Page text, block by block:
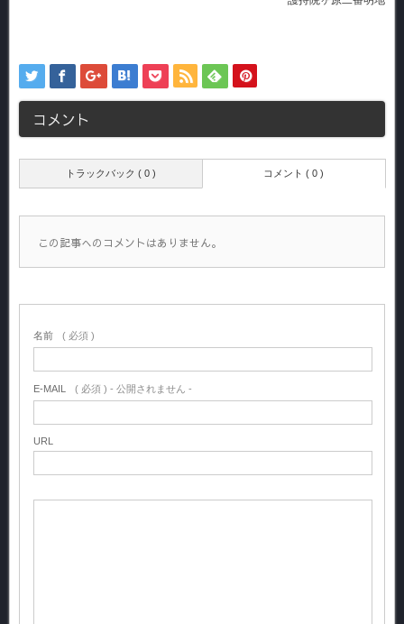
コメント
トラックバック ( 0 ) コメント ( 0 )
この記事へのコメントはありません。
名前 ( 必須 )
E-MAIL ( 必須 ) - 公開されません -
URL